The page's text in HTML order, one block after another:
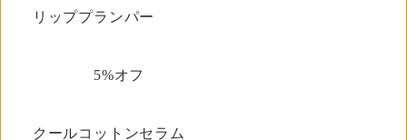
リッププランパー
5%オフ
クールコットンセラム